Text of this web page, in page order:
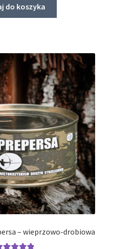
do koszyka
– wieprzowo-drobiowa